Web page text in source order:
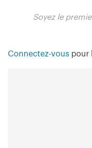
Soyez le
Connectez-vous pour